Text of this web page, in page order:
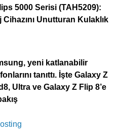
5000 Serisi (TAH5209):
Cihazını Unutturan Kulaklık
yeni katlanabilir
tanıttı. İşte Galaxy Z
Ultra ve Galaxy Z Flip 8’e